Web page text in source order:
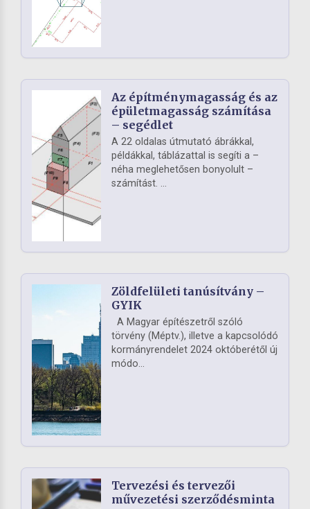
Az építménymagasság és az
épületmagasság számítása
– segédlet
A 22 oldalas útmutató ábrákkal,
példákkal, táblázattal is segíti a –
néha meglehetősen bonyolult –
számítást. ...
Zöldfelületi tanúsítvány –
GYIK
A Magyar építészetről szóló
törvény (Méptv.), illetve a kapcsolódó
kormányrendelet 2024 októberétől új
módo...
Tervezési és tervezői
művezetési szerződésminta